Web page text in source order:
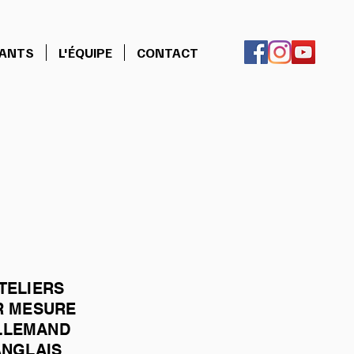
L'ÉQUIPE CONTACT
MESURE